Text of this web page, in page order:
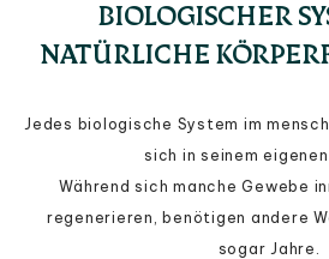
BIOLOGISCHER
NATÜRLICHE
Jedes biologische System im
sich in seinem
Während sich manche Gewebe
regenerieren, benötigen andere
sogar Jahre.